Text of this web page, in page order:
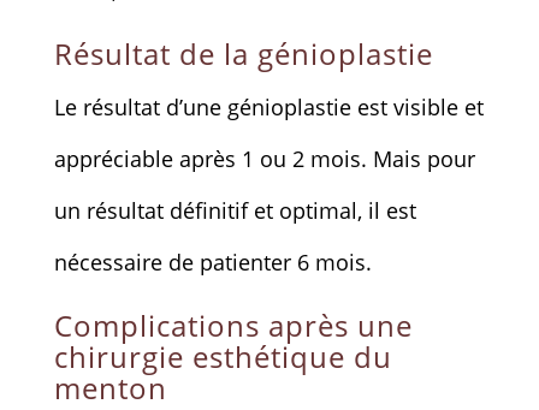
Résultat de la génioplastie
Le résultat d’une génioplastie est visible et
appréciable après 1 ou 2 mois. Mais pour
un résultat définitif et optimal, il est
nécessaire de patienter 6 mois.
Complications après une
chirurgie esthétique du
menton